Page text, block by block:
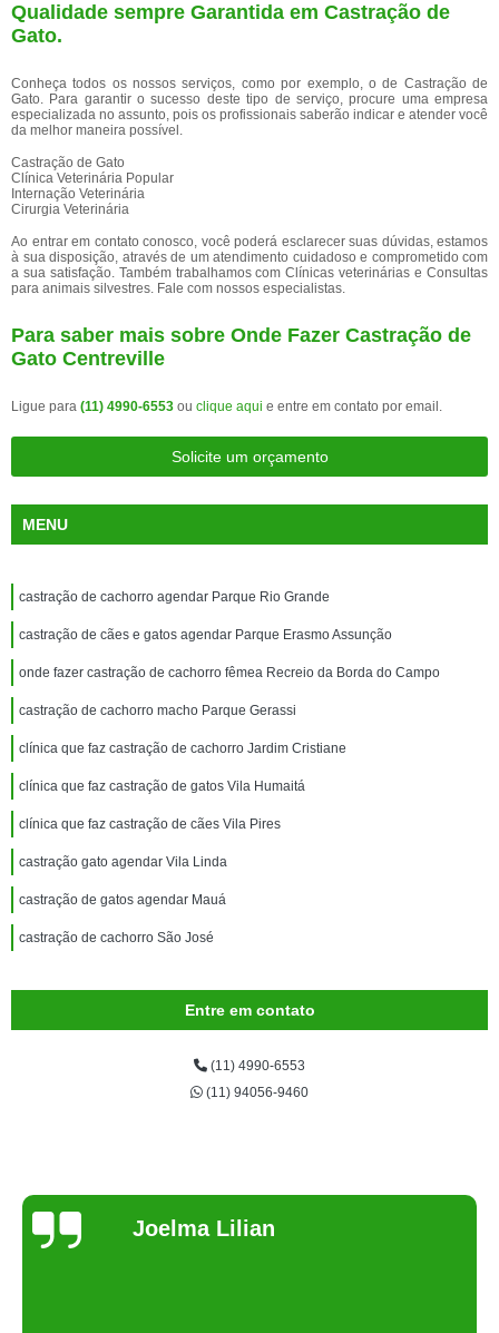
Qualidade sempre Garantida em Castração de
Gato.
Conheça todos os nossos serviços, como por exemplo, o de Castração de
Gato. Para garantir o sucesso deste tipo de serviço, procure uma empresa
especializada no assunto, pois os profissionais saberão indicar e atender você
da melhor maneira possível.
Castração de Gato
Clínica Veterinária Popular
Internação Veterinária
Cirurgia Veterinária
Ao entrar em contato conosco, você poderá esclarecer suas dúvidas, estamos
à sua disposição, através de um atendimento cuidadoso e comprometido com
a sua satisfação. Também trabalhamos com Clínicas veterinárias e Consultas
para animais silvestres. Fale com nossos especialistas.
Para saber mais sobre Onde Fazer Castração de
Gato Centreville
Ligue para (11) 4990-6553 ou clique aqui e entre em contato por email.
Solicite um orçamento
MENU
castração de cachorro agendar Parque Rio Grande
castração de cães e gatos agendar Parque Erasmo Assunção
onde fazer castração de cachorro fêmea Recreio da Borda do Campo
castração de cachorro macho Parque Gerassi
clínica que faz castração de cachorro Jardim Cristiane
clínica que faz castração de gatos Vila Humaitá
clínica que faz castração de cães Vila Pires
castração gato agendar Vila Linda
castração de gatos agendar Mauá
castração de cachorro São José
Entre em contato
(11) 4990-6553
(11) 94056-9460
Joelma Lilian